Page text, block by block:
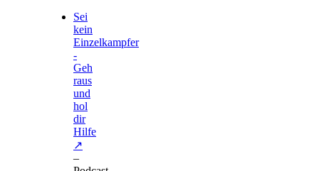
Sei
kein
Einzelkampfer
-
Geh
raus
und
hol
dir
Hilfe
–